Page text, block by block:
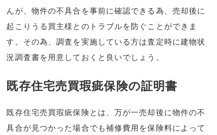
んが、物件の不具合を事前に確認できる為、売却後に
起こりうる買主様とのトラブルを防ぐことができま
す。その為、調査を実施している方は査定時に建物状
況調査書を用意しておくと良いでしょう。
既存住宅売買瑕疵保険の証明書
既存住宅売買瑕疵保険とは、万が一売却後に物件の不
具合が見つかった場合でも補修費用を保険料によって